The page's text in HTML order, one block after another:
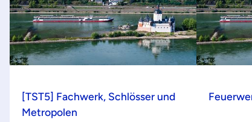
[TST5] Fachwerk, Schlösser und
Metropolen